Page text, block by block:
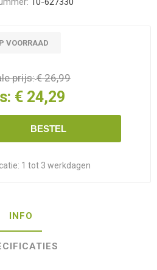
VOORRAAD
prijs:€ 26,99
€ 24,29
BESTEL
1 tot 3 werkdagen
INFO